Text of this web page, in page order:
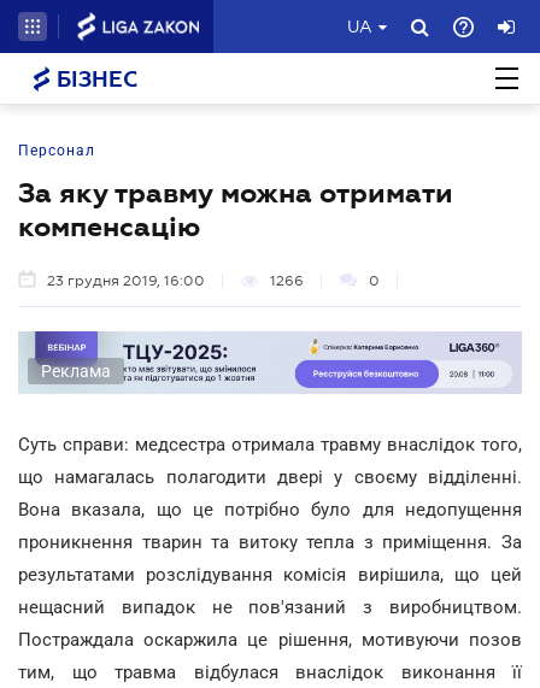
UA
БІЗНЕС
Персонал
За яку травму можна отримати
компенсацію
23 грудня 2019, 16:00 1266 0
Реклама
Суть справи: медсестра отримала травму внаслідок того,
що намагалась полагодити двері у своєму відділенні.
Вона вказала, що це потрібно було для недопущення
проникнення тварин та витоку тепла з приміщення. За
результатами розслідування комісія вирішила, що цей
нещасний випадок не пов'язаний з виробництвом.
Постраждала оскаржила це рішення, мотивуючи позов
тим, що травма відбулася внаслідок виконання її